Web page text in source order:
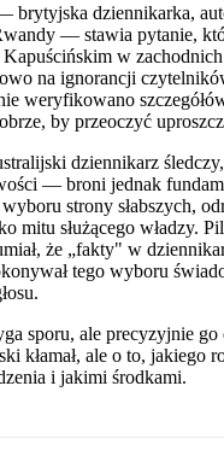
brytyjska dziennikarka,
— stawia pytanie,
w
na ignorancji
weryfikowano
by przeoczyć
dziennikarz
— broni jednak
strony słabszych,
mitu służącego władzy.
że „fakty" w
tego wyboru
sporu, ale precyzyjnie
kłamał, ale o to, jakiego
i jakimi środkami.